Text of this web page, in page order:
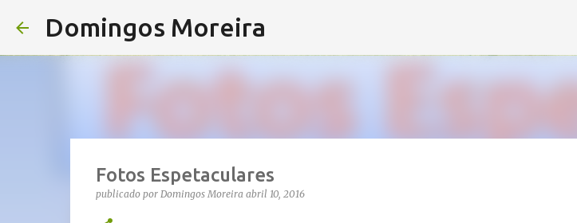
Domingos Moreira
Fotos Espetaculares
publicado por Domingos Moreira abril 10, 2016